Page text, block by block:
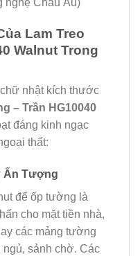
nghệ Châu Âu)
Lam Treo
Walnut Trong
nhật kích thước
– Trần HG10040
đáng kinh ngạc
thất:
Ấn Tượng
để ốp tường là
cho mặt tiền nhà,
các mảng tường
ngủ, sảnh chờ. Các